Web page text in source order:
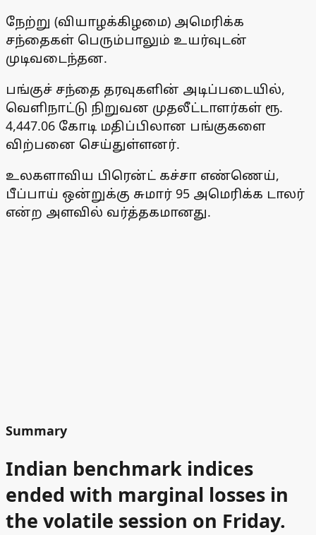
நேற்று (வியாழக்கிழமை) அமெரிக்க
சந்தைகள் பெரும்பாலும் உயர்வுடன்
முடிவடைந்தன.
பங்குச் சந்தை தரவுகளின் அடிப்படையில்,
வெளிநாட்டு நிறுவன முதலீட்டாளர்கள் ரூ.
4,447.06 கோடி மதிப்பிலான பங்குகளை
விற்பனை செய்துள்ளனர்.
உலகளாவிய பிரென்ட் கச்சா எண்ணெய்,
பீப்பாய் ஒன்றுக்கு சுமார் 95 அமெரிக்க டாலர்
என்ற அளவில் வர்த்தகமானது.
Summary
Indian benchmark indices
ended with marginal losses in
the volatile session on Friday.